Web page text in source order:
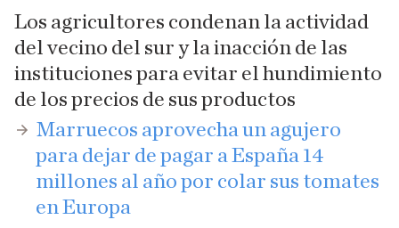
Los agricultores condenan la actividad
del vecino del sur y la inacción de las
instituciones para evitar el hundimiento
de los precios de sus productos
Marruecos aprovecha un agujero
para dejar de pagar a España 14
millones al año por colar sus tomates
en Europa